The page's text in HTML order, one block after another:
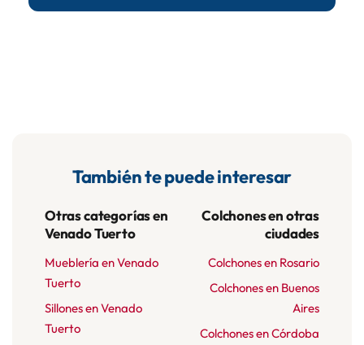
También te puede interesar
Otras categorías en
Venado Tuerto
Mueblería en Venado
Tuerto
Sillones en Venado
Tuerto
Colchones en otras
ciudades
Colchones en Rosario
Colchones en Buenos
Aires
Colchones en Córdoba